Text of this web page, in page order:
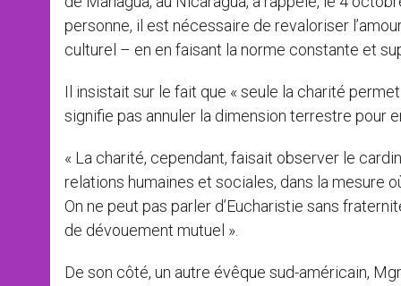
personne, il est nécessaire de revaloriser
culturel – en en faisant la norme constante et
Il insistait sur le fait que « seule la charité
signifie pas annuler la dimension terrestre pour
« La charité, cependant, faisait observer le
relations humaines et sociales, dans la mesure
On ne peut pas parler d’Eucharistie sans
de dévouement mutuel ».
De son côté, un autre évêque sud-américain,